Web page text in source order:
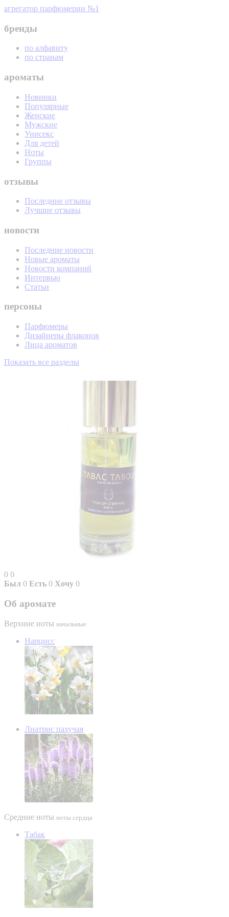
агрегатор парфюмерии №1
бренды
по алфавиту
по странам
ароматы
Новинки
Популярные
Женские
Мужские
Унисекс
Для детей
Ноты
Группы
отзывы
Последние отзывы
Лучшие отзывы
новости
Последние новости
Новые ароматы
Новости компаний
Интервью
Статьи
персоны
Парфюмеры
Дизайнеры флаконов
Лица ароматов
Показать все разделы
0 0
Был 0 Есть 0 Хочу 0
Об аромате
Верхние ноты начальные
Нарцисс
Лиатрис пахучая
Средние ноты ноты сердца
Табак